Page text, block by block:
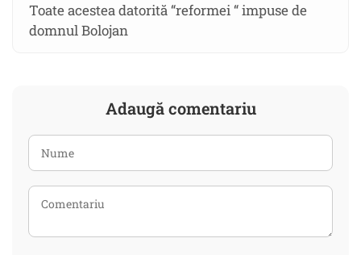
Toate acestea datorită “reformei “ impuse de
domnul Bolojan
Adaugă comentariu